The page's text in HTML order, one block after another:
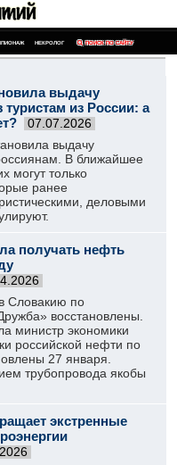
НЕКРОЛОГ ПОИСК ПО САЙТУ
выдачу
туристам из России: а
07.07.2026
выдачу
В ближайшее
могут только
ранее
деловыми
получать нефть
Словакию по
восстановлены.
министр экономики
российской нефти по
27 января.
трубопровода якобы
экстренные